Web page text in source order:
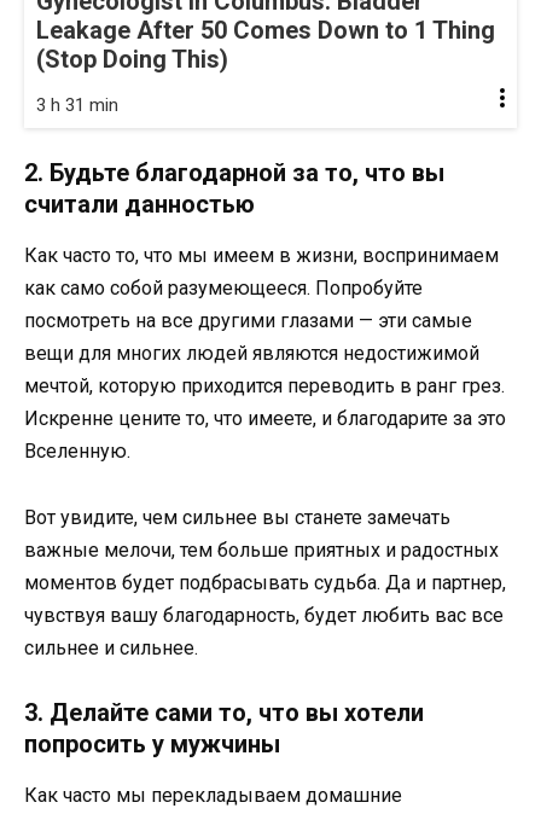
Leakage After 50 Comes Down to 1 Thing
(Stop Doing This)
3 h 31 min
2. Будьте благодарной за то, что вы
считали данностью
Как часто то, что мы имеем в жизни, воспринимаем
как само собой разумеющееся. Попробуйте
посмотреть на все другими глазами — эти самые
вещи для многих людей являются недостижимой
мечтой, которую приходится переводить в ранг грез.
Искренне цените то, что имеете, и благодарите за это
Вселенную.
Вот увидите, чем сильнее вы станете замечать
важные мелочи, тем больше приятных и радостных
моментов будет подбрасывать судьба. Да и партнер,
чувствуя вашу благодарность, будет любить вас все
сильнее и сильнее.
3. Делайте сами то, что вы хотели
попросить у мужчины
Как часто мы перекладываем домашние